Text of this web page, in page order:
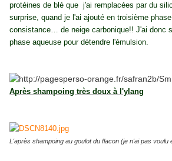
protéines de blé que j'ai remplacées par du
surprise, quand je l'ai ajouté en troisième
consistance… de neige carbonique!! J'ai donc
phase aqueuse pour détendre l'émulsion.
Après shampoing très doux à l'ylang
L'après shampoing au goulot du flacon (je n'ai pas voulu